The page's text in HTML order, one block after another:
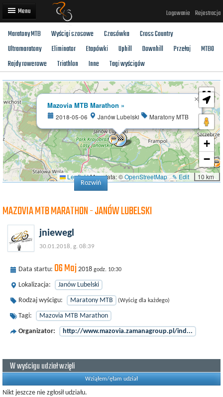
Logowanie Rejestracja
Artykuły
Trasy rowerowe
Wyścigi rowerowe
Użytkownicy
Dodaj
Maratony MTB Wyścigi szosowe Czasówka
Cross Country
Ultramaratony
Eliminator Etapówki Uphill Downhill Przełaj
MTBO
Rajdy rowerowe
Triathlon Inne Tagi wyścigów
Mazovia MTB Marathon »
2018-05-06 Janów Lubelski Maratony MTB
×
+
−
10 km
✎ Edit
Leaflet|Map data: ©OpenStreetMap
Rozwiń
MAZOVIA MTB MARATHON - JANÓW LUBELSKI
jniewegl
30.01.2018, g. 08:39
Data startu: 06 Maj 2018 godz. 10:30
Lokalizacja: Janów Lubelski
Rodzaj wyścigu: Maratony MTB (Wyścig dla każdego)
Tagi: Mazovia MTB Marathon
Organizator: http://www.mazovia.zamanagroup.pl/ind...
W wyścigu udział wzięli
Wziąłem/ęłam udział
Nikt jeszcze nie zgłosił udziału.